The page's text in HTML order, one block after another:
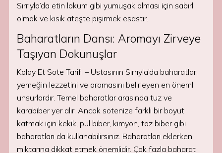
Sırrıyla’da etin lokum gibi yumuşak olması için sabırlı
olmak ve kısık ateşte pişirmek esastır.
Baharatların Dansı: Aromayı Zirveye
Taşıyan Dokunuşlar
Kolay Et Sote Tarifi – Ustasının Sırrıyla’da baharatlar,
yemeğin lezzetini ve aromasını belirleyen en önemli
unsurlardır. Temel baharatlar arasında tuz ve
karabiber yer alır. Ancak sotenize farklı bir boyut
katmak için kekik, pul biber, kimyon, toz biber gibi
baharatları da kullanabilirsiniz. Baharatları eklerken
miktarına dikkat etmek önemlidir. Çok fazla baharat